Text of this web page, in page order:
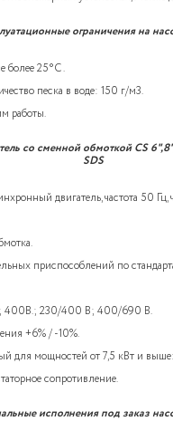
ограничения на
более 25°C .
песка в воде: 150 г/м3.
работы.
со сменной обмоткой CS
SDS
двигатель, частота 50 Гц,
приспособлений по
400В.; 230/400 В; 400/690 В.
+6% / -10%.
для мощностей от 7,5 кВт и выше:
сопротивление.
исполнения под заказ